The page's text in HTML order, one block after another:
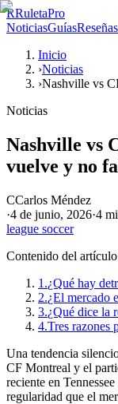
RRuletaPro
NoticiasGuíasReseñas
Inicio
›Noticias
›Nashville vs
Noticias
Nashville vs
vuelve y no
CCarlos Méndez
·4 de junio, 2026·4
league soccer
Contenido del artículo
1.¿Qué hay
2.¿El mercado
3.¿Qué dice la
4.Tres razones
Una tendencia
CF Montreal y el
reciente en
regularidad que el